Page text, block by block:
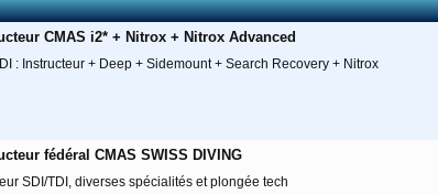
CMAS i2* + Nitrox + Nitrox Advanced
: Instructeur + Deep + Sidemount + Search Recovery + Nitrox
fédéral CMAS SWISS DIVING
SDI/TDI, diverses spécialités et plongée tech